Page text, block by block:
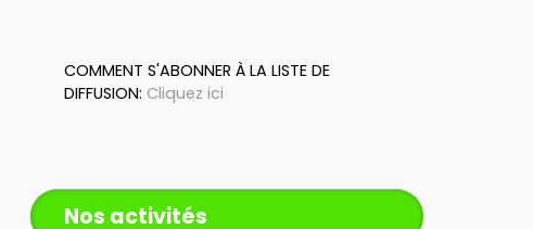
COMMENT S'ABONNER À LA LISTE DE
DIFFUSION: Cliquez ici
Nos activités